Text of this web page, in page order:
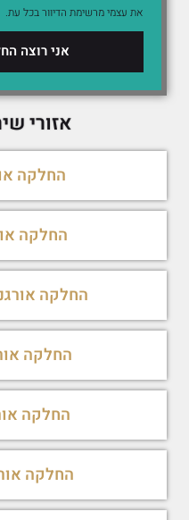
את עצמי מרשימת הדיוור בכל עת.
אני רוצה
אזורי
החלקה
החלקה
החלקה
החלקה
החלקה
החלקה